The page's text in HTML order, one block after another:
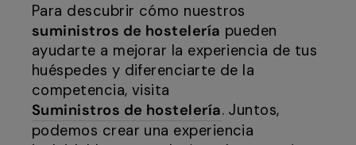
Para descubrir cómo nuestros
suministros de hostelería pueden
ayudarte a mejorar la experiencia de tus
huéspedes y diferenciarte de la
competencia, visita
Suministros de hostelería. Juntos,
podemos crear una experiencia